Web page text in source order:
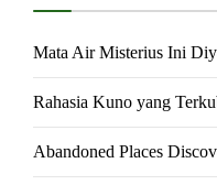
Mata Air Misterius Ini
Rahasia Kuno yang
Abandoned Places